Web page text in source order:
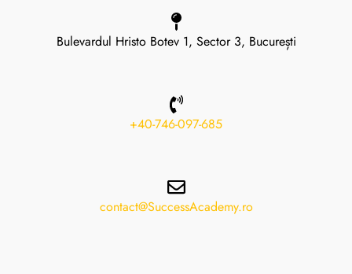
Bulevardul Hristo Botev 1, Sector 3, București
+40-746-097-685
contact@SuccessAcademy.ro